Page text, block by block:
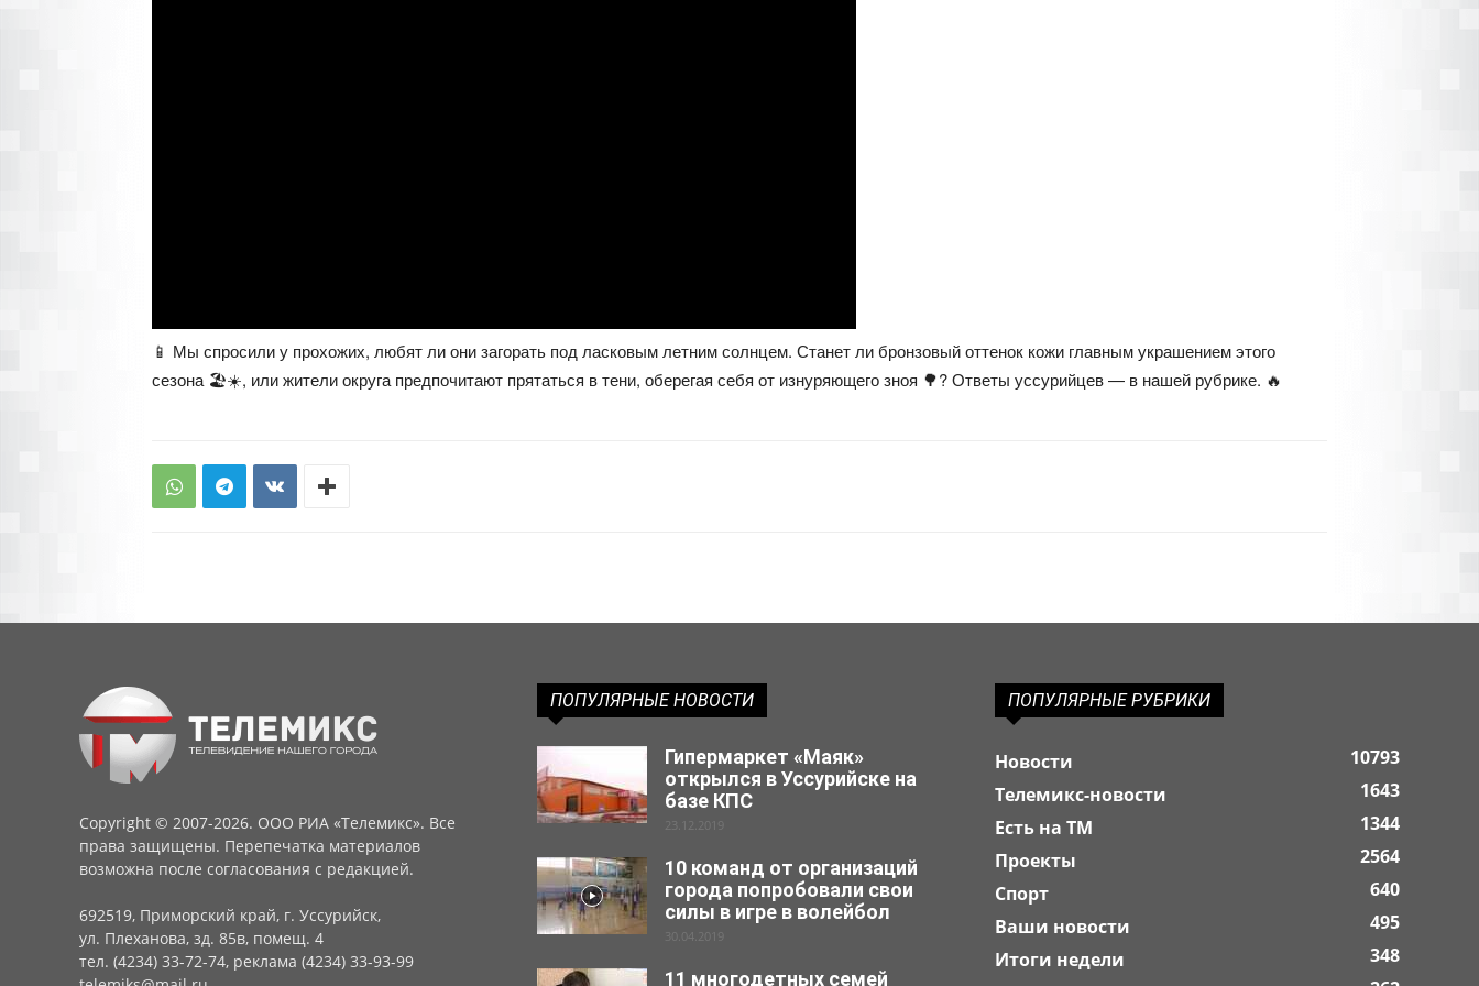
📱 Мы спросили у прохожих, любят ли они загорать под ласковым летним солнцем. Станет ли бронзовый оттенок кожи главным украшением этого
сезона 🏖☀️, или жители округа предпочитают прятаться в тени, оберегая себя от изнуряющего зноя 🌳? Ответы уссурийцев — в нашей рубрике. 🔥
Copyright © 2007-2026. ООО РИА «Телемикс». Все
права защищены. Перепечатка материалов
возможна после согласования с редакцией.
692519, Приморский край, г. Уссурийск,
ул. Плеханова, зд. 85в, помещ. 4
тел. (4234) 33-72-74, реклама (4234) 33-93-99
ПОПУЛЯРНЫЕ НОВОСТИ
Гипермаркет «Маяк»
открылся в Уссурийске на
базе КПС
23.12.2019
10 команд от организаций
города попробовали свои
силы в игре в волейбол
30.04.2019
11 многодетных семей
ПОПУЛЯРНЫЕ РУБРИКИ
Новости
10793
Телемикс-новости
1643
Есть на ТМ
1344
Проекты
2564
Спорт
640
Ваши новости
495
Итоги недели
348